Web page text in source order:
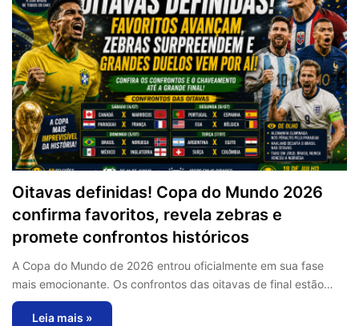
Oitavas definidas! Copa do Mundo 2026
confirma favoritos, revela zebras e
promete confrontos históricos
A Copa do Mundo de 2026 entrou oficialmente em sua fase
mais emocionante. Os confrontos das oitavas de final estão…
Leia mais »